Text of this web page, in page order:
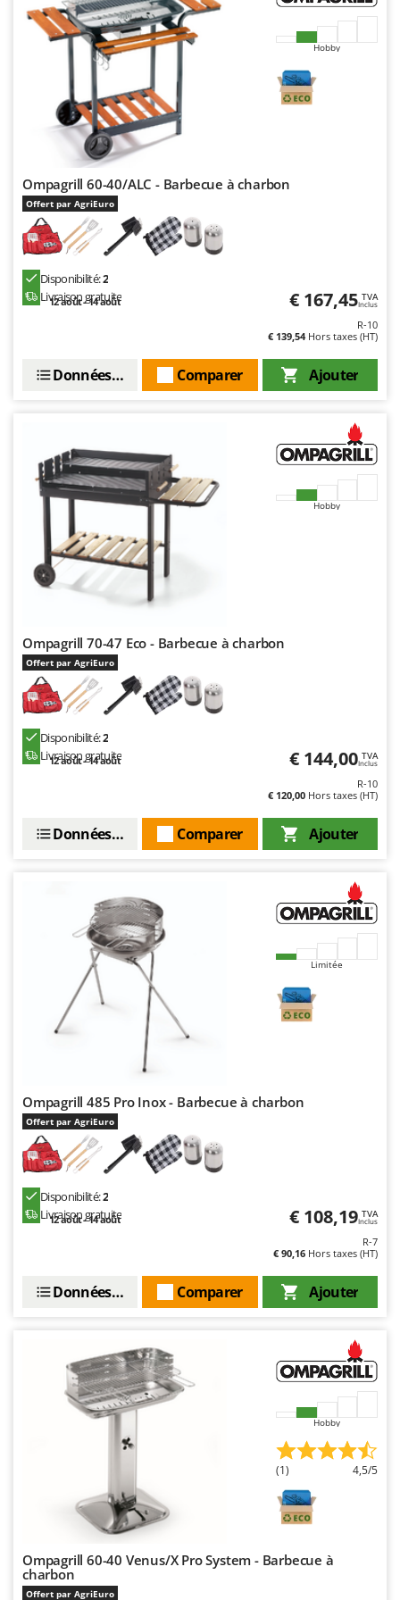
Stiga
Stocker
Sunseeker
Tecla
TecnoGen
Tellarini Pompe
Telwin
Tenco
Tineco
Titania
Tornado
Trev - Abrek - TecnoVIR
Trotec
Udor
Unger
Verdemax
Vesco
Volpi
W
Waldner
Weber
WIDU
Wolf Garten
Zephir
Zodiac
Zomax
Hobby
Ompagrill 60-40/ALC - Barbecue à charbon
Offert par AgriEuro
Disponibilité:2
Livraison gratuite
12 août - 14 août € 167,45 TVA
Inclus
R-10
€ 139,54Hors taxes (HT)
Ajouter
Comparer
Données techniques
Hobby
Ompagrill 70-47 Eco - Barbecue à charbon
Offert par AgriEuro
Disponibilité:2
Livraison gratuite
12 août - 14 août € 144,00 TVA
Inclus
R-10
€ 120,00 Hors taxes (HT)
Ajouter
Comparer
Données techniques
Limitée
Ompagrill 485 Pro Inox - Barbecue à charbon
Offert par AgriEuro
Disponibilité:2
Livraison gratuite
12 août - 14 août € 108,19 TVA
Inclus
R-7
€ 90,16 Hors taxes (HT)
Ajouter
Comparer
Données techniques
Hobby
(1) 4,5/5
Ompagrill 60-40 Venus/X Pro System - Barbecue à
charbon
Offert par AgriEuro